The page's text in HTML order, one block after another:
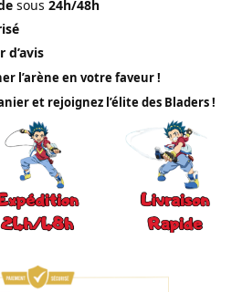
sous 24h/48h
d’avis
l’arène en votre faveur !
et rejoignez l’élite des Bladers !